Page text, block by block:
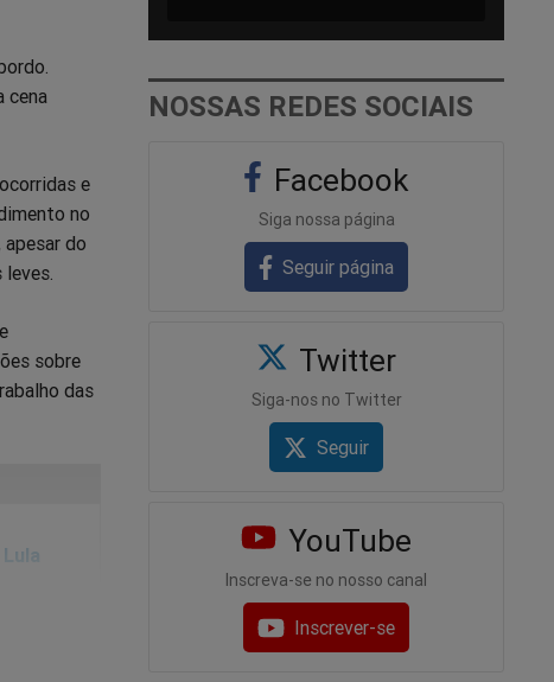
cena
e
no
do
sobre
das
NOSSAS REDES SOCIAIS
Facebook
Siga nossa página
Seguir página
Twitter
Siga-nos no Twitter
Seguir
YouTube
Inscreva-se no nosso canal
Inscrever-se